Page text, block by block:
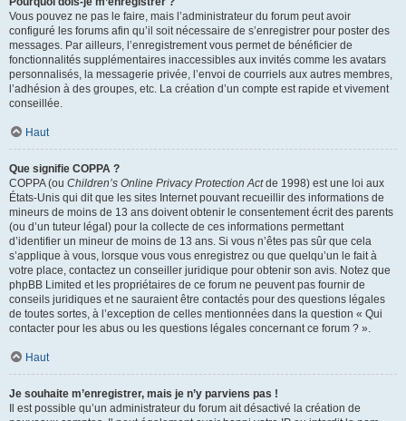
Vous pouvez ne pas le faire, mais l’administrateur du forum peut avoir
configuré les forums afin qu’il soit nécessaire de s’enregistrer pour poster des
messages. Par ailleurs, l’enregistrement vous permet de bénéficier de
fonctionnalités supplémentaires inaccessibles aux invités comme les avatars
personnalisés, la messagerie privée, l’envoi de courriels aux autres membres,
l’adhésion à des groupes, etc. La création d’un compte est rapide et vivement
conseillée.
Haut
Que signifie COPPA ?
COPPA (ou Children’s Online Privacy Protection Actde 1998) est une loi aux
États-Unis qui dit que les sites Internet pouvant recueillir des informations de
mineurs de moins de 13 ans doivent obtenir le consentement écrit des parents
(ou d’un tuteur légal) pour la collecte de ces informations permettant
d’identifier un mineur de moins de 13 ans. Si vous n’êtes pas sûr que cela
s’applique à vous, lorsque vous vous enregistrez ou que quelqu’un le fait à
votre place, contactez un conseiller juridique pour obtenir son avis. Notez que
phpBB Limited et les propriétaires de ce forum ne peuvent pas fournir de
conseils juridiques et ne sauraient être contactés pour des questions légales
de toutes sortes, à l’exception de celles mentionnées dans la question « Qui
contacter pour les abus ou les questions légales concernant ce forum ? ».
Haut
Je souhaite m’enregistrer, mais je n’y parviens pas !
Il est possible qu’un administrateur du forum ait désactivé la création de